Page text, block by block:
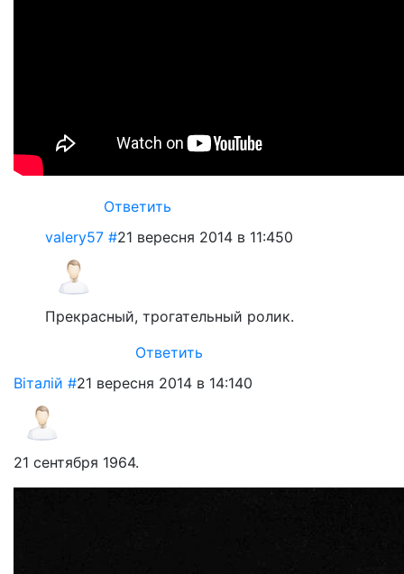
Ответить
valery57 #21 вересня 2014 в 11:450
Прекрасный, трогательный ролик.
Ответить
Віталій #21 вересня 2014 в 14:140
21 сентября 1964.